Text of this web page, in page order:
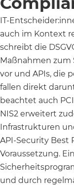
IT-
auch im Kontext
schreibt die
Maßnahmen zum
vor und APIs, die
fallen direkt
beachtet auch
NIS2 erweitert
Infrastrukturen
API-Security Best
Voraussetzung.
und durch